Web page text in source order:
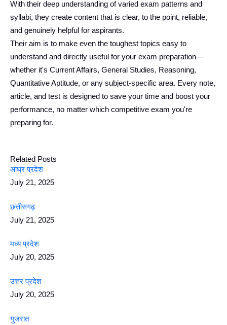
With their deep understanding of varied exam patterns and
syllabi, they create content that is clear, to the point, reliable,
and genuinely helpful for aspirants.
Their aim is to make even the toughest topics easy to
understand and directly useful for your exam preparation—
whether it's Current Affairs, General Studies, Reasoning,
Quantitative Aptitude, or any subject-specific area. Every note,
article, and test is designed to save your time and boost your
performance, no matter which competitive exam you're
preparing for.
Related Posts
आंध्र प्रदेश
July 21, 2025
छत्तीसगढ़
July 21, 2025
मध्य प्रदेश
July 20, 2025
उत्तर प्रदेश
July 20, 2025
गुजरात